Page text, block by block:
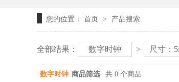
您的位置： 首页 > 产品搜索
全部结果： 数字时钟 > 尺寸：
数字时钟 商品筛选 共 0 个商品